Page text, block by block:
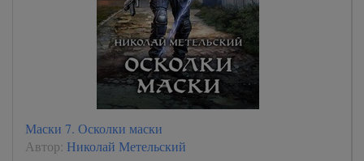
Маски 7. Осколки маски
Автор: Николай Метельский